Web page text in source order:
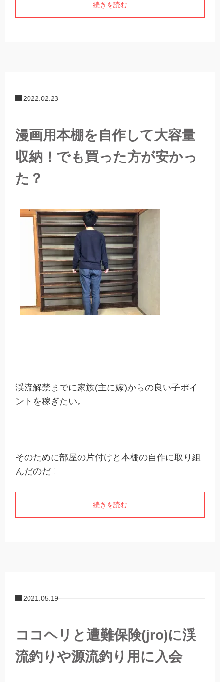
続きを読む
2022.02.23
漫画用本棚を自作して大容量
収納！でも買った方が安かっ
た？
渓流解禁までに家族(主に嫁)からの良い子ポイ
ントを稼ぎたい。
そのために部屋の片付けと本棚の自作に取り組
んだのだ！
続きを読む
2021.05.19
ココヘリと遭難保険(jro)に渓
流釣りや源流釣り用に入会